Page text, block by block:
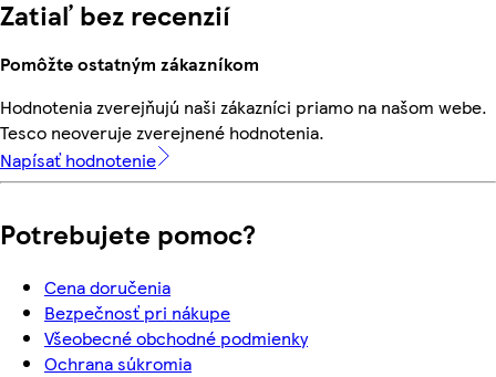
Zatiaľ bez recenzií
Pomôžte ostatným zákazníkom
Hodnotenia zverejňujú naši zákazníci priamo na našom webe.
Tesco neoveruje zverejnené hodnotenia.
Napísať hodnotenie
Potrebujete pomoc?
Cena doručenia
Bezpečnosť pri nákupe
Všeobecné obchodné podmienky
Ochrana súkromia